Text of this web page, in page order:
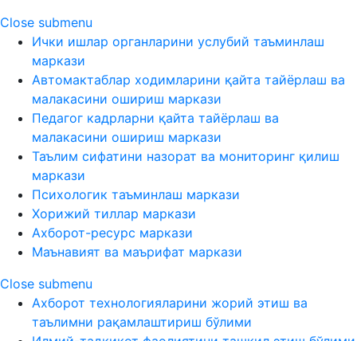
Close submenu
Ички ишлар органларини услубий таъминлаш
маркази
Автомактаблар ходимларини қайта тайёрлаш ва
малакасини ошириш маркази
Педагог кадрларни қайта тайёрлаш ва
малакасини ошириш маркази
Таълим сифатини назорат ва мониторинг қилиш
маркази
Психологик таъминлаш маркази
Хорижий тиллар маркази
Ахборот-ресурс маркази
Маънавият ва маърифат маркази
Close submenu
Ахборот технологияларини жорий этиш ва
таълимни рақамлаштириш бўлими